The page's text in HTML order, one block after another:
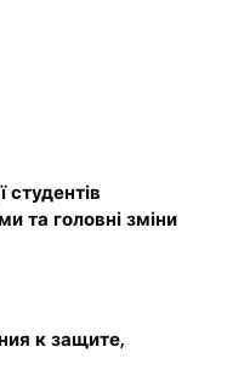
студентів
та головні зміни
к защите,